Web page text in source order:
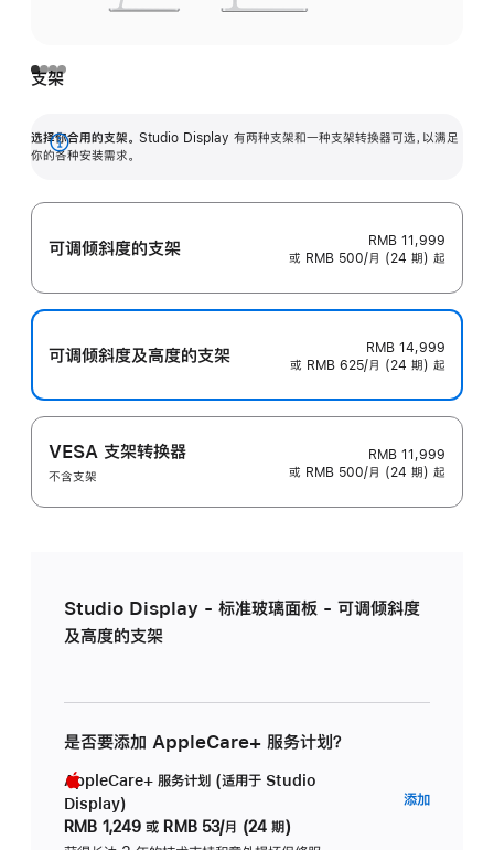
支架
选择你合用的支架。 Studio Display 有两种支架和一种支架转换器可选，以满足
你的各种安装需求。
展
可调倾斜度的支架
RMB 11,999
或 RMB 500/月 (24 期) 起
可调倾斜度及高‍度的支‍架
RMB 14,999
或 RMB 625/月 (24 期) 起
VESA 支架转换器
不含支架
RMB 11,999
或 RMB 500/月 (24 期) 起
Studio Display - 标准玻璃面板 - 可调倾斜度
及高度的支架
是否要添加 AppleCare+ 服务计划？
AppleCare+ 服务计划 (适用于 Studio
Display)
RMB 1,249 或 RMB 53/月 (24 期)
添加